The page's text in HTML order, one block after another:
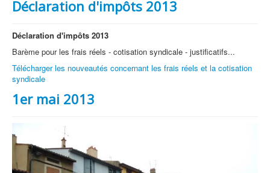
Déclaration d'impôts 2013
Déclaration d'impôts 2013
Barème pour les frais réels - cotisation syndicale - justificatifs...
Télécharger les nouveautés concernant les frais réels et la cotisation
syndicale
1er mai 2013